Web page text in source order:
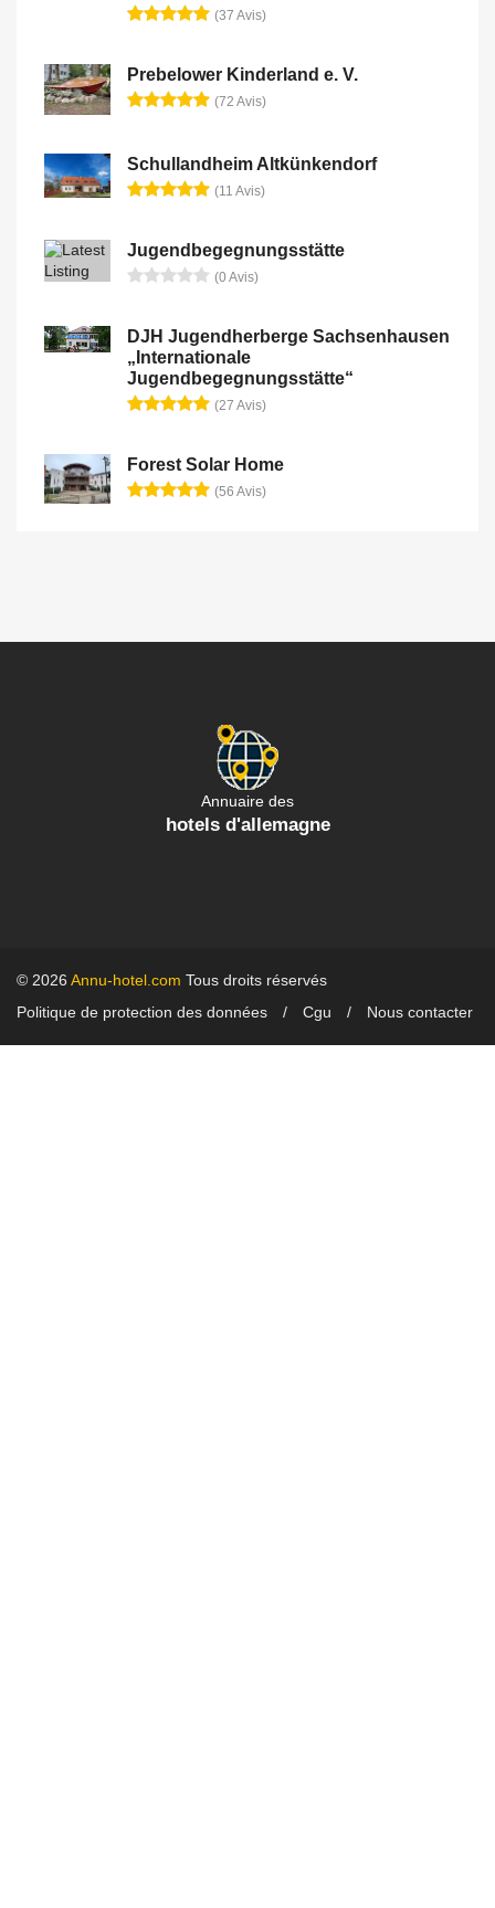
(37 Avis)
Prebelower Kinderland e. V.
(72 Avis)
Schullandheim Altkünkendorf
(11 Avis)
Jugendbegegnungsstätte
(0 Avis)
DJH Jugendherberge Sachsenhausen
„Internationale
Jugendbegegnungsstätte“
(27 Avis)
Forest Solar Home
(56 Avis)
Annuaire des
hotels d'allemagne
© 2026 Annu-hotel.com Tous droits réservés
Politique de protection des données
Cgu Nous contacter